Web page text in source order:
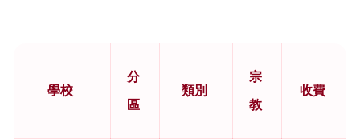
學校
分
區
類別
宗
教
收費